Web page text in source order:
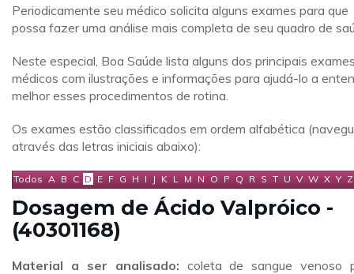
Periodicamente seu médico solicita alguns exames para que
possa fazer uma análise mais completa de seu quadro de
Neste especial, Boa Saúde lista alguns dos principais
médicos com ilustrações e informações para ajudá-lo a
melhor esses procedimentos de rotina.
Os exames estão classificados em ordem alfabética
através das letras iniciais abaixo):
Todos A B C D E F G H I J K L M N O P Q R S T U V W X Y Z
Dosagem de Ácido Valpróico -
(40301168)
Material a ser analisado: coleta de sangue venoso